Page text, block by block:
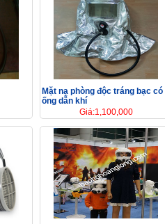
Mặt nạ phòng độc tráng bạc có
ống dẫn khí
Giá:1,100,000